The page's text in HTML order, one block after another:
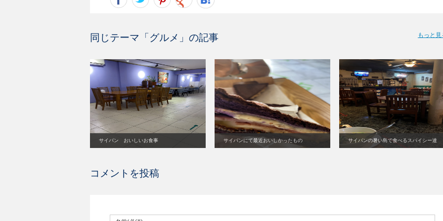
同じテーマ「 グルメ 」の記事 もっと
サイパン おいしいお食事 サイパンにて最近おいしかったもの サイパンの暑い島で食べるスパイシー達
コメントを投稿